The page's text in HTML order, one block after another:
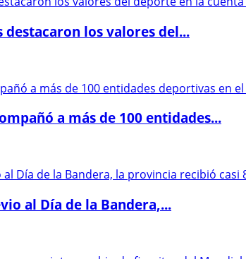
destacaron los valores del...
a más de 100 entidades...
al Día de la Bandera,...